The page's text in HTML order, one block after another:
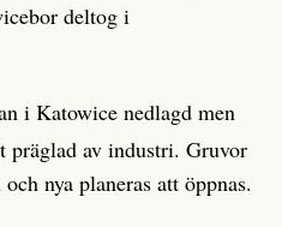
deltog i
i Katowice nedlagd men
präglad av industri. Gruvor
nya planeras att öppnas.